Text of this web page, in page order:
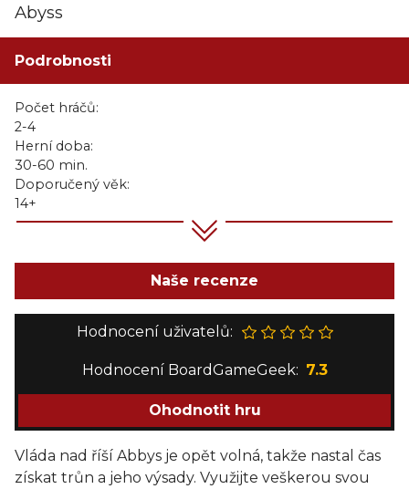
Abyss
Podrobnosti
Počet hráčů:
2-4
Herní doba:
30-60 min.
Doporučený věk:
14+
Naše recenze
Hodnocení uživatelů:
Hodnocení BoardGameGeek: 7.3
Ohodnotit hru
Vláda nad říší Abbys je opět volná, takže nastal čas
získat trůn a jeho výsady. Využijte veškerou svou